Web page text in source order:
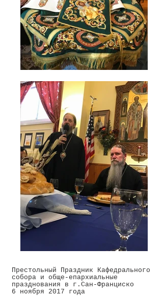
Престольный Праздник Кафедрального
собора и обще-епархиальные
празднования в г.Сан-Франциско
6 ноября 2017 года